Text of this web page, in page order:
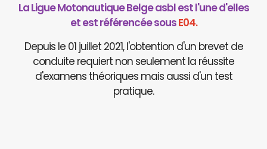
La Ligue Motonautique Belge asbl est l'une d'elles
et est référencée sousE04.
Depuis le 01 juillet 2021, l'obtention d'un brevet de
conduite requiert non seulement la réussite
d'examens théoriques mais aussi d'un test
pratique.